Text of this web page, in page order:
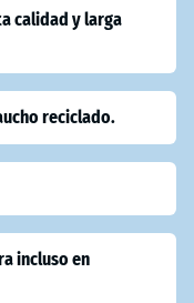
calidad y larga
reciclado.
incluso en